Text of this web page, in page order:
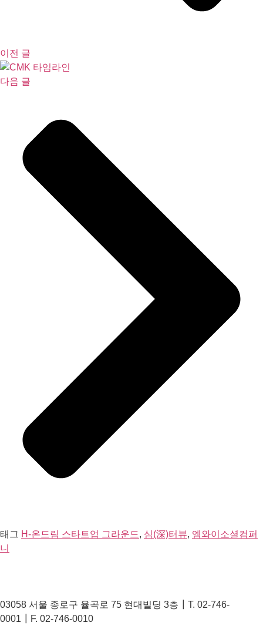
이전 글
다음 글
태그 H-온드림 스타트업 그라운드, 심(深)터뷰, 엠와이소셜컴퍼
니
03058 서울 종로구 율곡로 75 현대빌딩 3층┃T. 02-746-
0001┃F. 02-746-0010